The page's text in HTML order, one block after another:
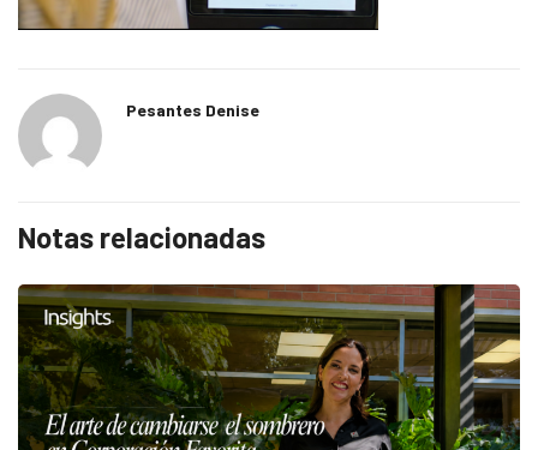
Pesantes Denise
Notas relacionadas